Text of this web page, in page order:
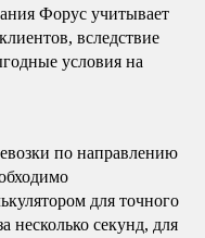
Форус учитывает
вследствие
условия на
по направлению
для точного
несколько секунд, для